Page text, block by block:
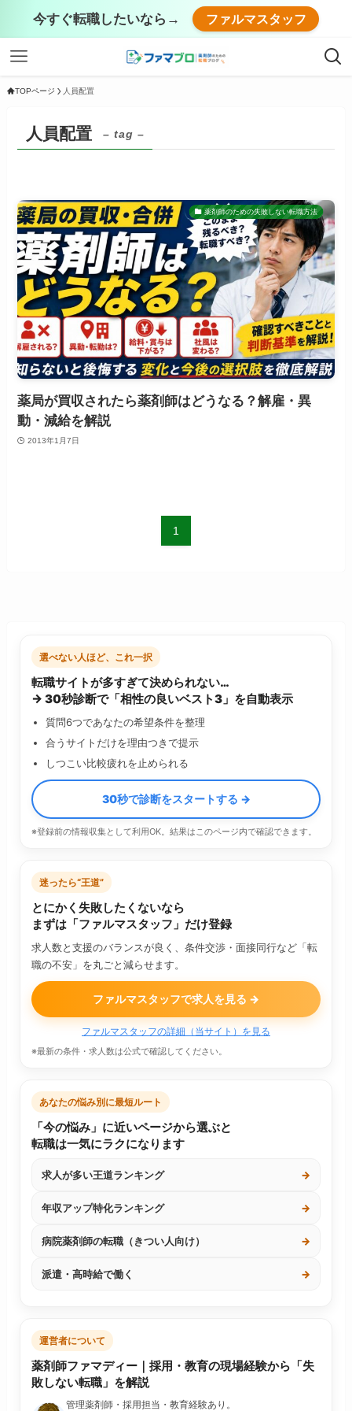
今すぐ転職したいなら→ ファルマスタッフ
TOPページ 人員配置
人員配置 – tag –
薬剤師のための失敗しない転職方法
薬局が買収されたら薬剤師はどうなる？解雇・異
動・減給を解説
2013年1月7日
1
選べない人ほど、これ一択
転職サイトが多すぎて決められない…
→ 30秒診断で「相性の良いベスト3」を自動表示
質問6つであなたの希望条件を整理
合うサイトだけを理由つきで提示
しつこい比較疲れを止められる
30秒で診断をスタートする →
※登録前の情報収集として利用OK。結果はこのページ内で確認できます。
迷ったら“王道”
とにかく失敗したくないなら
まずは「ファルマスタッフ」だけ登録
求人数と支援のバランスが良く、条件交渉・面接同行など「転
職の不安」を丸ごと減らせます。
ファルマスタッフで求人を見る →
ファルマスタッフの詳細（当サイト）を見る
※最新の条件・求人数は公式で確認してください。
あなたの悩み別に最短ルート
「今の悩み」に近いページから選ぶと
転職は一気にラクになります
求人が多い王道ランキング →
年収アップ特化ランキング →
病院薬剤師の転職（きつい人向け） →
派遣・高時給で働く →
運営者について
薬剤師ファマディー｜採用・教育の現場経験から「失
敗しない転職」を解説
管理薬剤師・採用担当・教育経験あり。